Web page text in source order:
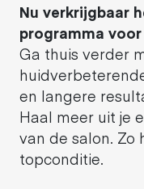
Nu verkrijgbaar
programma
Ga thuis verder
en langere
Haal meer uit je
van de salon. Zo
topconditie.